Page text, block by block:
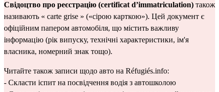
Свідоцтво про реєстрацію (certificat d’immatriculation) також
називають « carte grise » («сірою карткою»). Цей документ є
офіційним папером автомобіля, що містить важливу
інформацію (рік випуску, технічні характеристики, ім'я
власника, номерний знак тощо).
Читайте також записи щодо авто на Réfugiés.info:
- Скласти іспит на посвідчення водія з автошколою